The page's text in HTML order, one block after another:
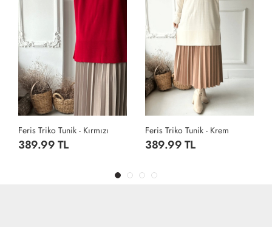
Feris Triko Tunik - Krem
389.99 TL
Feris Triko Tunik - Bej
389.99 TL